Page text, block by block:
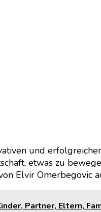
und
etwas zu
Elvir Omerbegovic
Partner, Eltern,